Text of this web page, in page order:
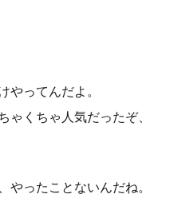
やってんだよ。
ゃくちゃ人気だったぞ、
やったことないんだね。